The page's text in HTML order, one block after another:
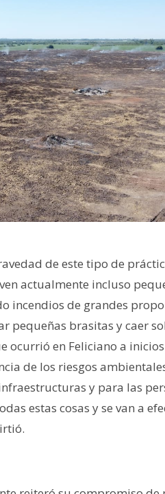
de este tipo de
actualmente incluso
incendios de grandes
pequeñas brasitas y caer
ocurrió en Feliciano a
de los riesgos
y para las
estas cosas y se van a